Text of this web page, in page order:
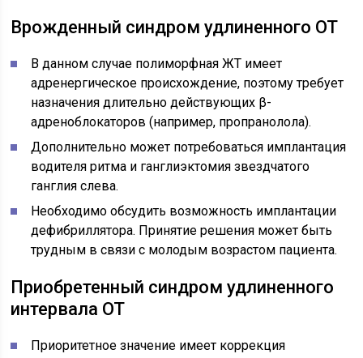
Врожденный синдром удлиненного ОТ
В данном случае полиморфная ЖТ имеет
адренергическое происхождение, поэтому требует
назначения длительно действующих β-
адреноблокаторов (например, пропранолола).
Дополнительно может потребоваться имплантация
водителя ритма и ганглиэктомия звездчатого
ганглия слева.
Необходимо обсудить возможность имплантации
дефибриллятора. Принятие решения может быть
трудным в связи с молодым возрастом пациента.
Приобретенный синдром удлиненного
интервала ОТ
Приоритетное значение имеет коррекция